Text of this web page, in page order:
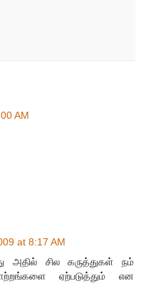
AM
at 8:17 AM
அதில் சில கருத்துகள் நம்
ஏற்படுத்தும் என